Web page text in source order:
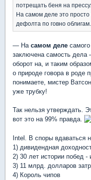
потрещать беня на
На самом деле это
дефолта по говно облигам.
— На самом деле
заключена самость дела
оборот на, и таким
о природе говора в
понимаете, мистер
уже трубку!
Так нельзя утверждать.
вот это на 99% правда.
Intel. В споры вдаваться
1) дивидендная
2) 30 лет истории побед
3) 11 млрд. долларов
4) Король чипов